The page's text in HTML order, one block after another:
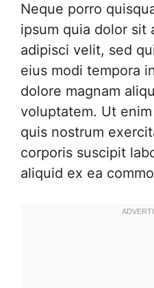
Neque porro
ipsum quia dolor sit
adipisci velit, sed
eius modi tempora
dolore magnam
voluptatem. Ut
quis nostrum
corporis suscipit
aliquid ex ea